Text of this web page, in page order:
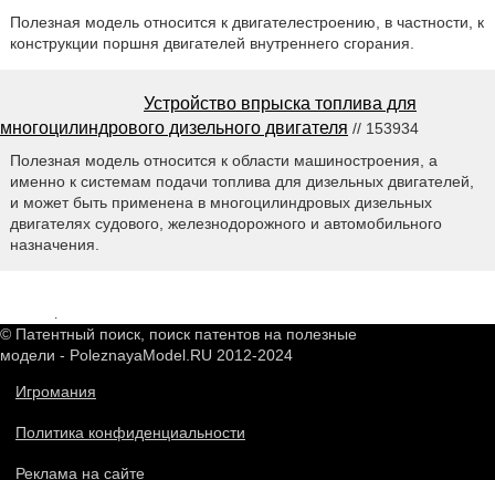
Полезная модель относится к двигателестроению, в частности, к
конструкции поршня двигателей внутреннего сгорания.
Устройство впрыска топлива для
многоцилиндрового дизельного двигателя // 153934
Полезная модель относится к области машиностроения, а
именно к системам подачи топлива для дизельных двигателей,
и может быть применена в многоцилиндровых дизельных
двигателях судового, железнодорожного и автомобильного
назначения.
© Патентный поиск, поиск патентов на полезные
модели - PoleznayaModel.RU 2012-2024
Игромания
Политика конфиденциальности
Реклама на сайте